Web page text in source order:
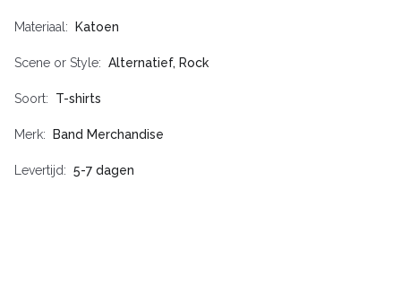
Materiaal Katoen
Scene or Style Alternatief, Rock
Soort T-shirts
Merk Band Merchandise
Levertijd 5-7 dagen